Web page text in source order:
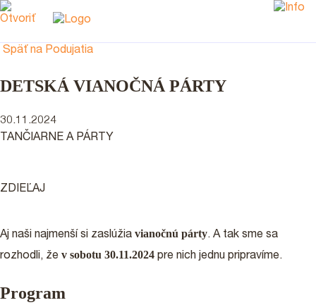
Späť na Podujatia
DETSKÁ VIANOČNÁ PÁRTY
30.11.2024
TANČIARNE A PÁRTY
ZDIEĽAJ
Aj naši najmenší si zaslúžia vianočnú párty. A tak sme sa
rozhodli, že v sobotu 30.11.2024 pre nich jednu pripravíme.
Program